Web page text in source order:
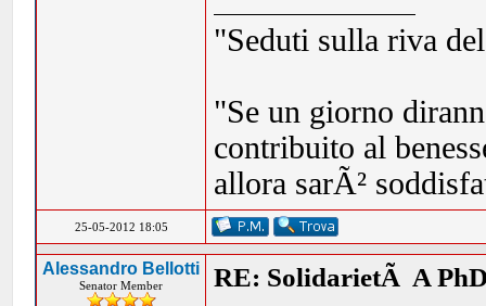
"Seduti sulla riva
"Se un giorno
contribuito al
allora sarÃ²
25-05-2012 18:05
Alessandro Bellotti
Senator Member RE: SolidarietÃ A